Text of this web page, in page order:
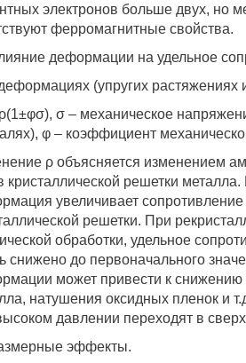
электронов больше двух, но
ферромагнитные свойства.
деформации на удельное
(упругих растяжениях
σ – механическое
φ – коэффициент
ρ объясняется изменением
кристаллической решетки
увеличивает
решетки. При
обработки, удельное
снижено до первоначального
может привести к снижению
натушения оксидных пленок и
давлении переходят в
эффекты.